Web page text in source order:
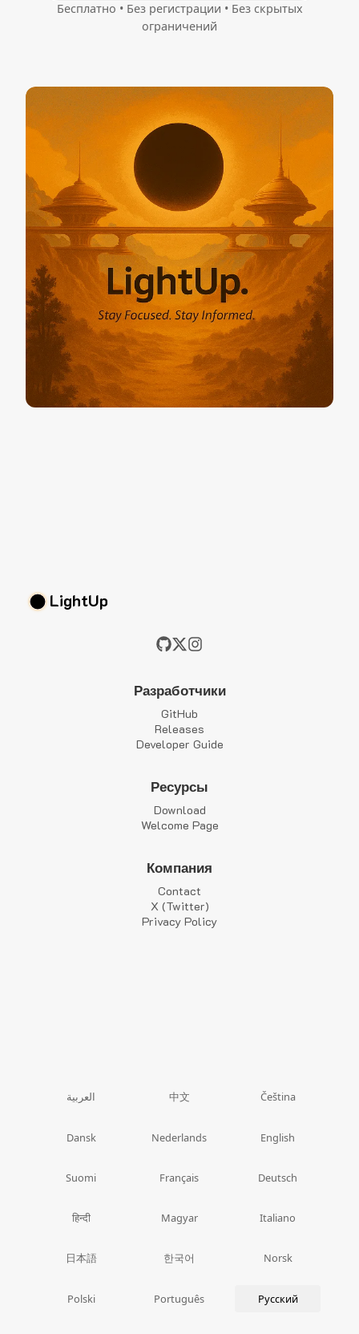
Бесплатно • Без регистрации • Без скрытых
ограничений
LightUp
Разработчики
GitHub
Releases
Developer Guide
Ресурсы
Download
Welcome Page
Компания
Contact
X (Twitter)
Privacy Policy
العربية 中文 Čeština
Dansk Nederlands English
Suomi Français Deutsch
हिन्दी Magyar Italiano
日本語 한국어 Norsk
Polski Português Русский